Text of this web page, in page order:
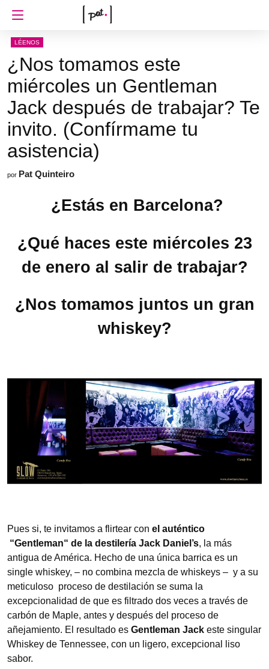
LÉENOS
¿Nos tomamos este
miércoles un Gentleman
Jack después de trabajar? Te
invito. (Confírmame tu
asistencia)
por Pat Quinteiro
¿Estás en Barcelona?
¿Qué haces este miércoles 23
de enero al salir de trabajar?
¿Nos tomamos juntos un gran
whiskey?
Pues si, te invitamos a flirtear con el auténtico
“Gentleman“ de la destilería Jack Daniel’s, la más
antigua de América. Hecho de una única barrica es un
single whiskey, – no combina mezcla de whiskeys – y a su
meticuloso proceso de destilación se suma la
excepcionalidad de que es filtrado dos veces a través de
carbón de Maple, antes y después del proceso de
añejamiento. El resultado es Gentleman Jack este singular
Whiskey de Tennessee, con un ligero, excepcional liso
sabor.